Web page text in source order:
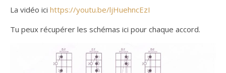
La vidéo ici https://youtu.be/ljHuehncEzI
Tu peux récupérer les schémas ici pour chaque accord.